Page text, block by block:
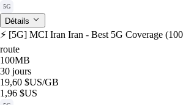
5G
Détails
⚡️ [5G] MCI Iran Iran - Best 5G Coverage
route
100MB
30 jours
19,60 $US/GB
1,96 $US